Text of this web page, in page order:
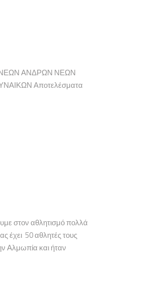
ΑΝΔΡΩΝ ΝΕΩΝ
Αποτελέσματα
στον αθλητισμό πολλά
έχει 50 αθλητές τους
Αλμωπία και ήταν